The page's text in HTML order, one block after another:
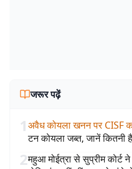
जरूर पढ़ें
1अवैध कोयला खनन पर CISF
टन कोयला जब्त, जानें कितनी
2महुआ मोईत्रा से सुप्रीम कोर्ट